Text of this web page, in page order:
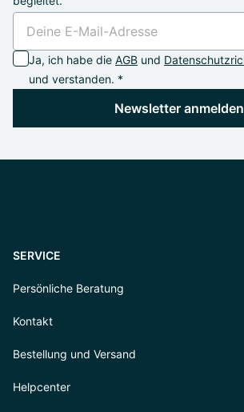
Ja, ich habe die AGB und
und verstanden. *
Newsletter anmelden
SERVICE
Persönliche Beratung
Kontakt
Bestellung und Versand
Helpcenter